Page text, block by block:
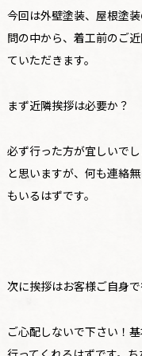
今回は外壁塗装、屋根塗
問の中から、着工前のご
ていただきます。
まず近隣挨拶は必要か？
必ず行った方が宜しいで
と思いますが、何も連絡
もいるはずです。
次に挨拶はお客様ご自身
ご心配しないで下さい！